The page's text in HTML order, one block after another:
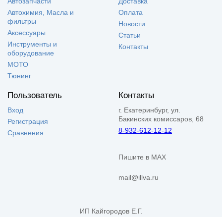
Автохимия, Масла и
фильтры
Аксессуары
Инструменты и
оборудование
МОТО
Тюнинг
Оплата
Новости
Статьи
Контакты
Пользователь
Вход
Регистрация
Сравнения
Контакты
г. Екатеринбург, ул.
Бакинских комиссаров, 68
8-932-612-12-12
Пишите в MAX
mail@illva.ru
ИП Кайгородов Е.Г.